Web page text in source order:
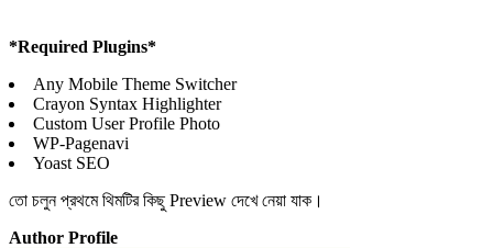
*Required Plugins*
Any Mobile Theme Switcher
Crayon Syntax Highlighter
Custom User Profile Photo
WP-Pagenavi
Yoast SEO
তো চলুন প্রথমে থিমটির কিছু Preview দেখে নেয়া যাক।
Author Profile